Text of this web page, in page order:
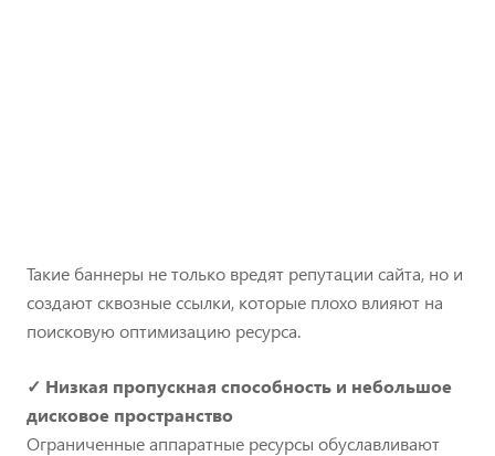
Такие баннеры не только вредят репутации сайта, но и
создают сквозные ссылки, которые плохо влияют на
поисковую оптимизацию ресурса.
✓ Низкая пропускная способность и небольшое
дисковое пространство
Ограниченные аппаратные ресурсы обуславливают